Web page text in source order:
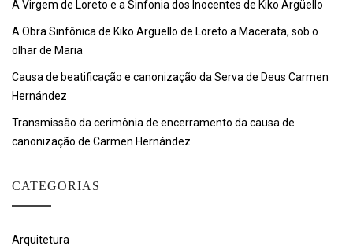
A Virgem de Loreto e a Sinfonia dos Inocentes de Kiko Argüello
A Obra Sinfônica de Kiko Argüello de Loreto a Macerata, sob o
olhar de Maria
Causa de beatificação e canonização da Serva de Deus Carmen
Hernández
Transmissão da cerimônia de encerramento da causa de
canonização de Carmen Hernández
CATEGORIAS
Arquitetura